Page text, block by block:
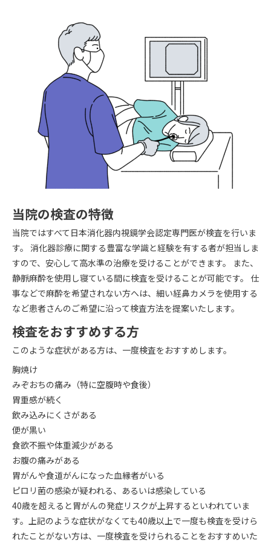
当院の検査の特徴
当院ではすべて日本消化器内視鏡学会認定専門医が検査を行いま
す。 消化器診療に関する豊富な学識と経験を有する者が担当しま
すので、安心して高水準の治療を受けることができます。 また、
静脈麻酔を使用し寝ている間に検査を受けることが可能です。 仕
事などで麻酔を希望されない方へは、細い経鼻カメラを使用する
など患者さんのご希望に沿って検査方法を提案いたします。
検査をおすすめする方
このような症状がある方は、一度検査をおすすめします。
胸焼け
みぞおちの痛み（特に空腹時や食後）
胃重感が続く
飲み込みにくさがある
便が黒い
食欲不振や体重減少がある
お腹の痛みがある
胃がんや食道がんになった血縁者がいる
ピロリ菌の感染が疑われる、あるいは感染している
40歳を超えると胃がんの発症リスクが上昇するといわれていま
す。上記のような症状がなくても40歳以上で一度も検査を受けら
れたことがない方は、一度検査を受けられることをおすすめいた